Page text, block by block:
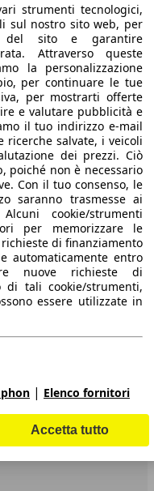
Torna su
auto europeo.
strumenti tecnologici,
sul nostro sito web, per
del sito e garantire
Attraverso queste
la personalizzazione
per continuare le tue
per mostrarti offerte
e valutare pubblicità e
il tuo indirizzo e-mail
ricerche salvate, i veicoli
dei prezzi. Ciò
poiché non è necessario
Con il tuo consenso, le
saranno trasmesse ai
cookie/strumenti
per memorizzare le
di finanziamento
automaticamente entro
nuove richieste di
di tali cookie/strumenti,
essere utilizzate in
| Elenco fornitori
Accetta tutto